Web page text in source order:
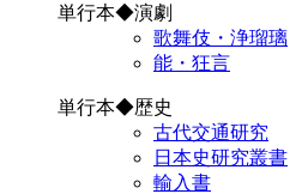
単行本◆演劇
歌舞伎・浄瑠璃
能・狂言
単行本◆歴史
古代交通研究
日本史研究叢書
輸入書